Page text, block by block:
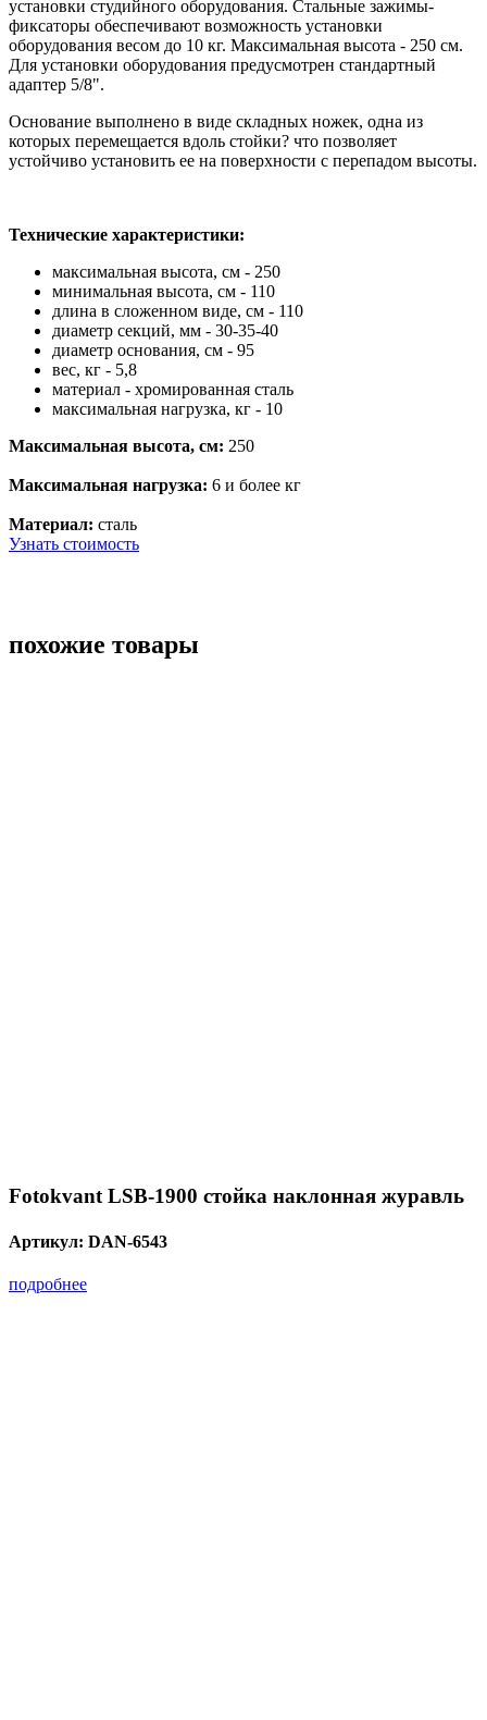
установки студийного оборудования. Стальные зажимы-
фиксаторы обеспечивают возможность установки
оборудования весом до 10 кг. Максимальная высота - 250 см.
Для установки оборудования предусмотрен стандартный
адаптер 5/8".
Основание выполнено в виде складных ножек, одна из
которых перемещается вдоль стойки? что позволяет
устойчиво установить ее на поверхности с перепадом высоты.
Технические характеристики:
максимальная высота, см - 250
минимальная высота, см - 110
длина в сложенном виде, см - 110
диаметр секций, мм - 30-35-40
диаметр основания, см - 95
вес, кг - 5,8
материал - хромированная сталь
максимальная нагрузка, кг - 10
Максимальная высота, см: 250
Максимальная нагрузка: 6 и более кг
Материал: сталь
Узнать стоимость
похожие товары
Fotokvant LSB-1900 стойка наклонная журавль
Артикул: DAN-6543
подробнее